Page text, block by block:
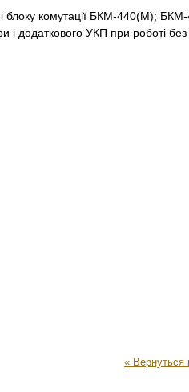
блоку комутації БКМ-440(M);
додаткового УКП при роботі без
« Вернуться